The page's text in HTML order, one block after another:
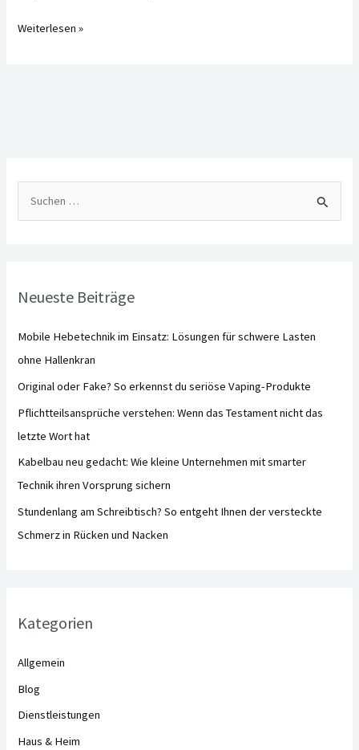
Weiterlesen »
e
n
a
c
h
:
Neueste Beiträge
Mobile Hebetechnik im Einsatz: Lösungen für schwere Lasten
ohne Hallenkran
Original oder Fake? So erkennst du seriöse Vaping-Produkte
Pflichtteilsansprüche verstehen: Wenn das Testament nicht das
letzte Wort hat
Kabelbau neu gedacht: Wie kleine Unternehmen mit smarter
Technik ihren Vorsprung sichern
Stundenlang am Schreibtisch? So entgeht Ihnen der versteckte
Schmerz in Rücken und Nacken
Kategorien
Allgemein
Blog
Dienstleistungen
Haus & Heim